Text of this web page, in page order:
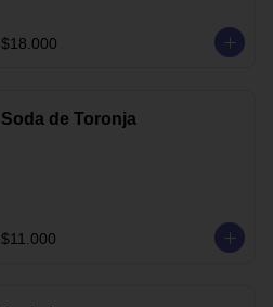
$18.000
Soda de Toronja
$11.000